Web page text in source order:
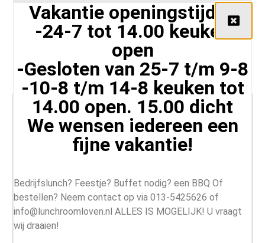
Siriusstraat 102 A, 5015 BT Tilburg,
Nederland
+31 135425626 info@lunchroomloven.nl
Vakantie openingstijden
-24-7 tot 14.00 keuken
open
-Gesloten van 25-7 t/m 9-8
-10-8 t/m 14-8 keuken tot
14.00 open. 15.00 dicht
We wensen iedereen een
fijne vakantie!
Bedrijfslunch? Feestje? Buffet nodig? een BBQ Of
bestellen? Neem contact op via 013-5425626 of
info@lunchroomloven.nl ALLES IS MOGELIJK! U vraagt
wij draaien!